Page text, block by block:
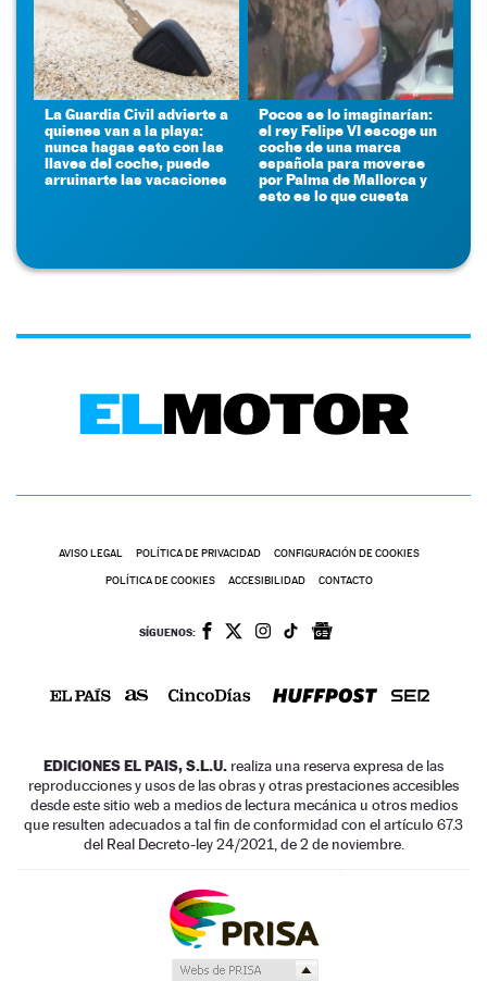
La Guardia Civil advierte a
quienes van a la playa:
nunca hagas esto con las
llaves del coche, puede
arruinarte las vacaciones
Pocos se lo imaginarían:
el rey Felipe VI escoge un
coche de una marca
española para moverse
por Palma de Mallorca y
esto es lo que cuesta
AVISO LEGAL POLÍTICA DE PRIVACIDAD CONFIGURACIÓN DE COOKIES
POLÍTICA DE COOKIES ACCESIBILIDAD CONTACTO
SÍGUENOS:
EDICIONES EL PAIS, S.L.U. realiza una reserva expresa de las
reproducciones y usos de las obras y otras prestaciones accesibles
desde este sitio web a medios de lectura mecánica u otros medios
que resulten adecuados a tal fin de conformidad con el artículo 67.3
del Real Decreto-ley 24/2021, de 2 de noviembre.